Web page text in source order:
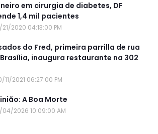
em cirurgia de diabetes, DF
1,4 mil pacientes
2020 04:13:00 PM
do Fred, primeira parrilla de rua
inaugura restaurante na 302
11/2021 06:27:00 PM
A Boa Morte
04/2026 10:09:00 AM